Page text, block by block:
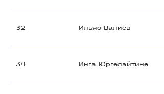
32 Ильяс Валиев
34 Инга Юргелайтине